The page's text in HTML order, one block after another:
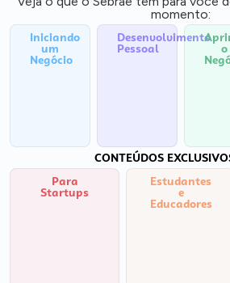
momento:
Iniciando
um
Negócio
Desenvolvimento
Pessoal o
CONTEÚDOS
Para
Startups
Estudantes
e
Educadores